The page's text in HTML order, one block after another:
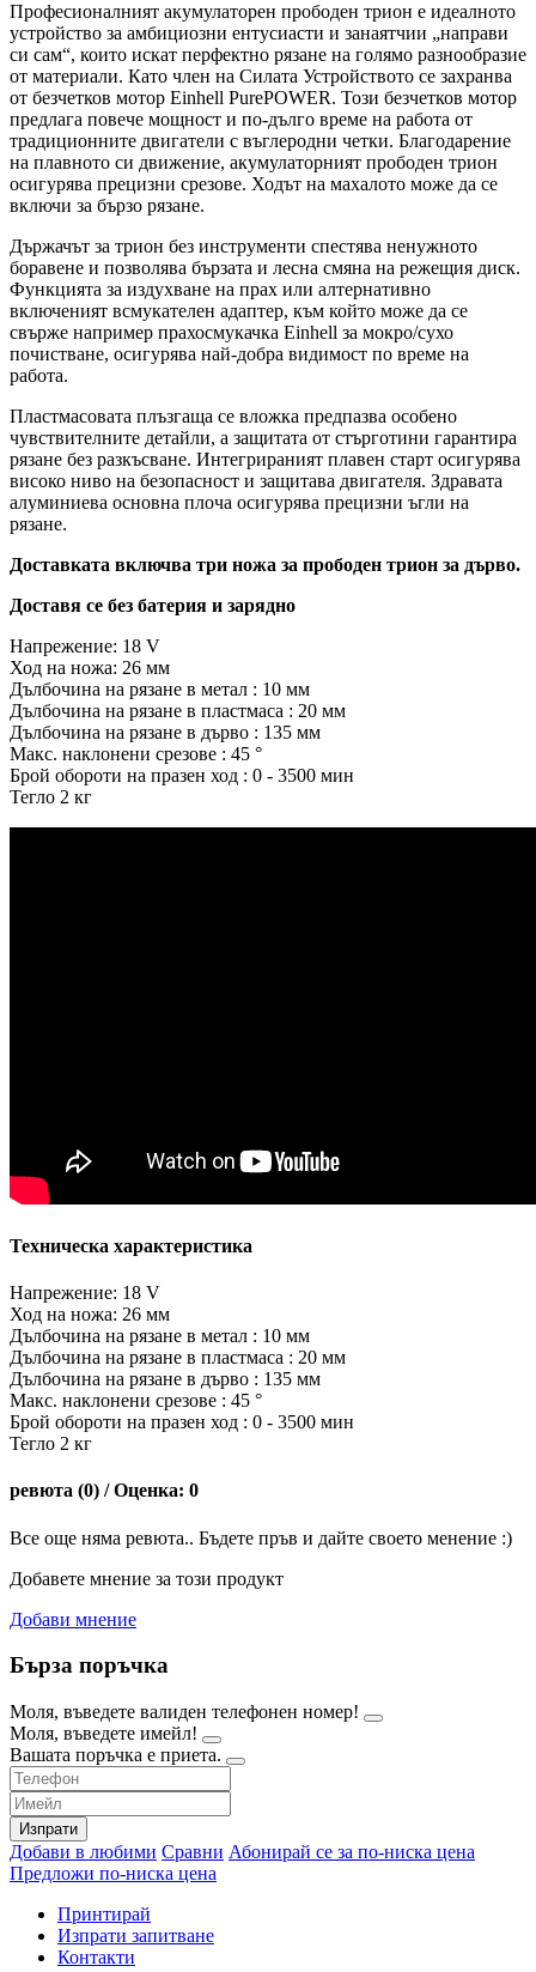
Професионалният акумулаторен прободен трион е идеалното
устройство за амбициозни ентусиасти и занаятчии „направи
си сам“, които искат перфектно рязане на голямо разнообразие
от материали. Като член на Силата Устройството се захранва
от безчетков мотор Einhell PurePOWER. Този безчетков мотор
предлага повече мощност и по-дълго време на работа от
традиционните двигатели с въглеродни четки. Благодарение
на плавното си движение, акумулаторният прободен трион
осигурява прецизни срезове. Ходът на махалото може да се
включи за бързо рязане.
Държачът за трион без инструменти спестява ненужното
боравене и позволява бързата и лесна смяна на режещия диск.
Функцията за издухване на прах или алтернативно
включеният всмукателен адаптер, към който може да се
свърже например прахосмукачка Einhell за мокро/сухо
почистване, осигурява най-добра видимост по време на
работа.
Пластмасовата плъзгаща се вложка предпазва особено
чувствителните детайли, а защитата от стърготини гарантира
рязане без разкъсване. Интегрираният плавен старт осигурява
високо ниво на безопасност и защитава двигателя. Здравата
алуминиева основна плоча осигурява прецизни ъгли на
рязане.
Доставката включва три ножа за прободен трион за дърво.
Доставя се без батерия и зарядно
Напрежение: 18 V
Ход на ножа: 26 мм
Дълбочина на рязане в метал : 10 мм
Дълбочина на рязане в пластмаса : 20 мм
Дълбочина на рязане в дърво : 135 мм
Макс. наклонени срезове : 45 °
Брой обороти на празен ход : 0 - 3500 мин
Тегло 2 кг
Техническа характеристика
Напрежение: 18 V
Ход на ножа: 26 мм
Дълбочина на рязане в метал : 10 мм
Дълбочина на рязане в пластмаса : 20 мм
Дълбочина на рязане в дърво : 135 мм
Макс. наклонени срезове : 45 °
Брой обороти на празен ход : 0 - 3500 мин
Тегло 2 кг
ревюта (0) / Оценка: 0
Все още няма ревюта.. Бъдете пръв и дайте своето менение :)
Добавете мнение за този продукт
Добави мнение
Бърза поръчка
Моля, въведете валиден телефонен номер!
Моля, въведете имейл!
Вашата поръчка е приета.
Изпрати
Добави в любими Сравни Абонирай се за по-ниска цена
Предложи по-ниска цена
Принтирай
Изпрати запитване
Контакти